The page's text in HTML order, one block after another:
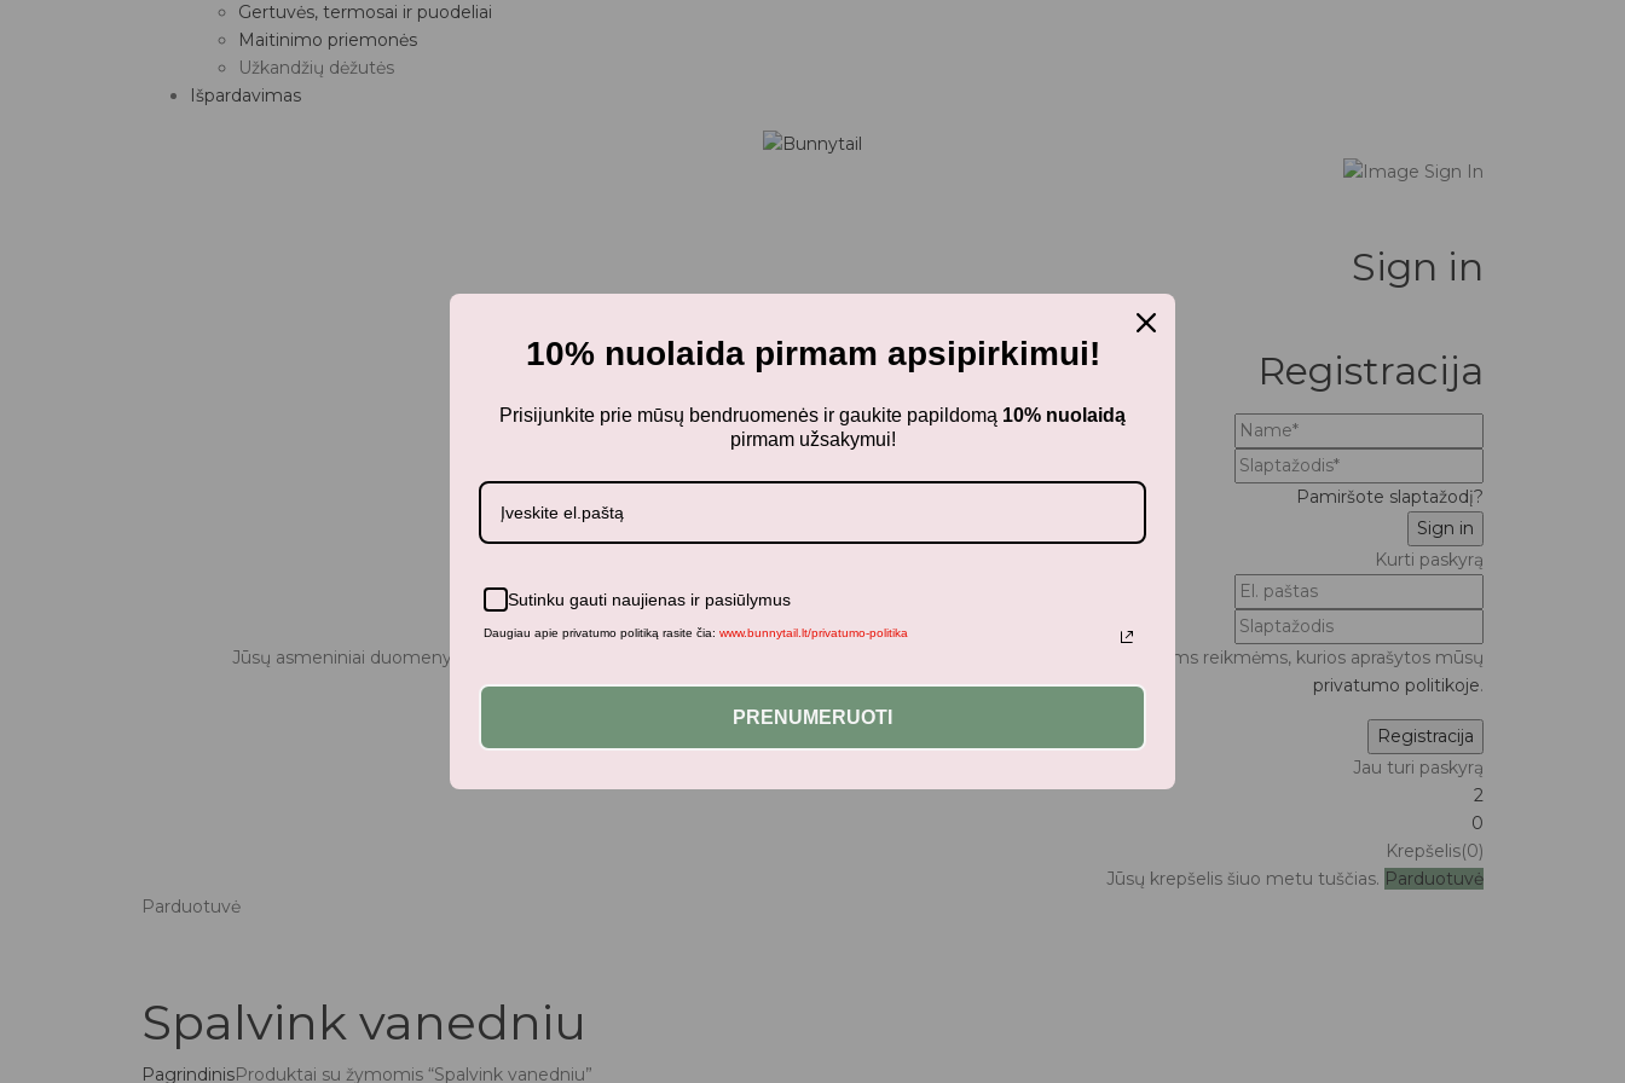
Gertuvės, termosai ir puodeliai
Maitinimo priemonės
Užkandžių dėžutės
Išpardavimas
Sign in
Registracija
Pamiršote slaptažodį?
Kurti paskyrą
Jūsų asmeniniai duomenys bus naudojami patogesniam naršymui šiame tinklalapyje, paskyros valdymui bei kitoms reikmėms, kurios aprašytos mūsų
privatumo politikoje.
Jau turi paskyrą
2
0
Krepšelis(0)
Jūsų krepšelis šiuo metu tuščias. Parduotuvė
Parduotuvė
Spalvink vanedniu
PagrindinisProduktai su žymomis “Spalvink vanedniu”
10% nuolaida pirmam apsipirkimui!
Prisijunkite prie mūsų bendruomenės ir gaukite papildomą 10% nuolaidą
pirmam užsakymui!
Sutinku gauti naujienas ir pasiūlymus
Daugiau apie privatumo politiką rasite čia: www.bunnytail.lt/privatumo-politika
PRENUMERUOTI